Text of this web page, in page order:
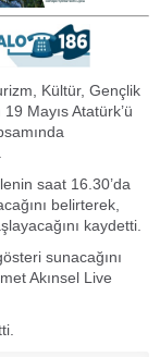
Kültür, Gençlik
Mayıs Atatürk’ü
saat 16.30’da
belirterek,
kaydetti.
sunacağını
Akınsel Live